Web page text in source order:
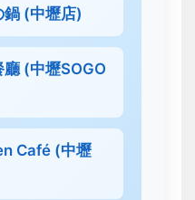
(中壢店)
(中壢SOGO
Café (中壢